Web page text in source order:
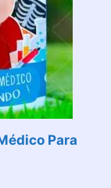
Para